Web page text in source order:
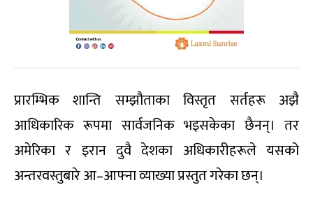
प्रारम्भिक शान्ति सम्झौताका विस्तृत सर्तहरू अझै
आधिकारिक रूपमा सार्वजनिक भइसकेका छैनन्। तर
अमेरिका र इरान दुवै देशका अधिकारीहरूले यसको
अन्तरवस्तुबारे आ–आफ्ना व्याख्या प्रस्तुत गरेका छन्।